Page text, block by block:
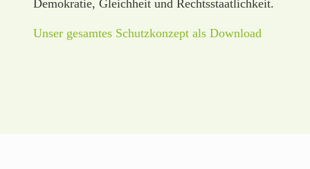
Demokratie, Gleichheit und Rechtsstaatlichkeit.
Unser gesamtes Schutzkonzept als Download